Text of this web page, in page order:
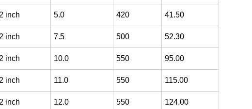
inch 5.0 420 41.50
inch 7.5 500 52.30
inch 10.0 550 95.00
inch 11.0 550 115.00
inch 12.0 550 124.00